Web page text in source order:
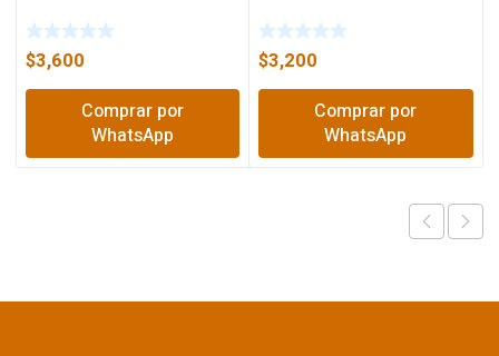
$3,600
Comprar por
WhatsApp
$3,200
Comprar por
WhatsApp